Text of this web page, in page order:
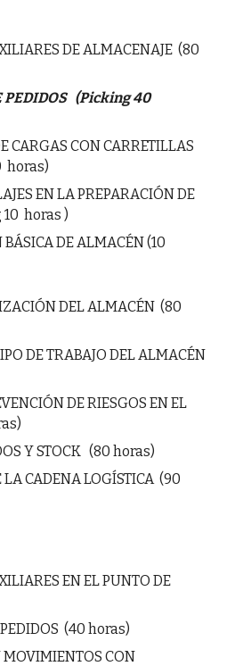
DE ALMACENAJE (80
PEDIDOS (Picking40
CARGAS CON CARRETILLAS
horas)
EN LA PREPARACIÓN DE
10 horas )
DE ALMACÉN (10
DEL ALMACÉN (80
DE TRABAJO DEL ALMACÉN
DE RIESGOS EN EL
Y STOCK (80 horas)
CADENA LOGÍSTICA (90
EN EL PUNTO DE
(40 horas)
CON